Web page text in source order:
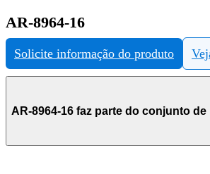
AR-8964-16
Solicite informação do produto
AR-8964-16 faz parte do conjunto de